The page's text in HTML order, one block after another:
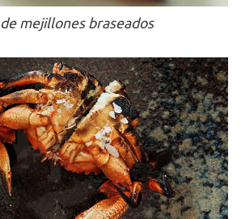
mejillones braseados